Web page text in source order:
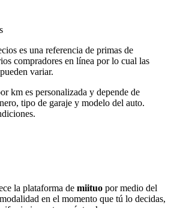
es una referencia de primas de
compradores en línea por lo cual las
variar.
km es personalizada y depende de
tipo de garaje y modelo del auto.
la plataforma de miituo por medio del
en el momento que tú lo decidas,